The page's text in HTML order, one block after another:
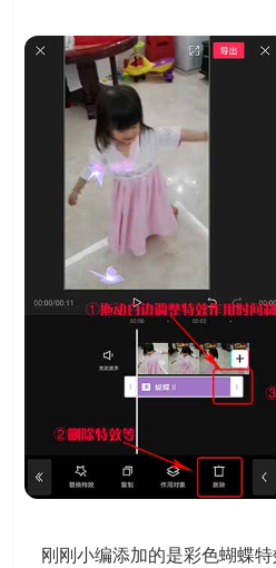
刚刚小编添加的是彩色蝴蝶